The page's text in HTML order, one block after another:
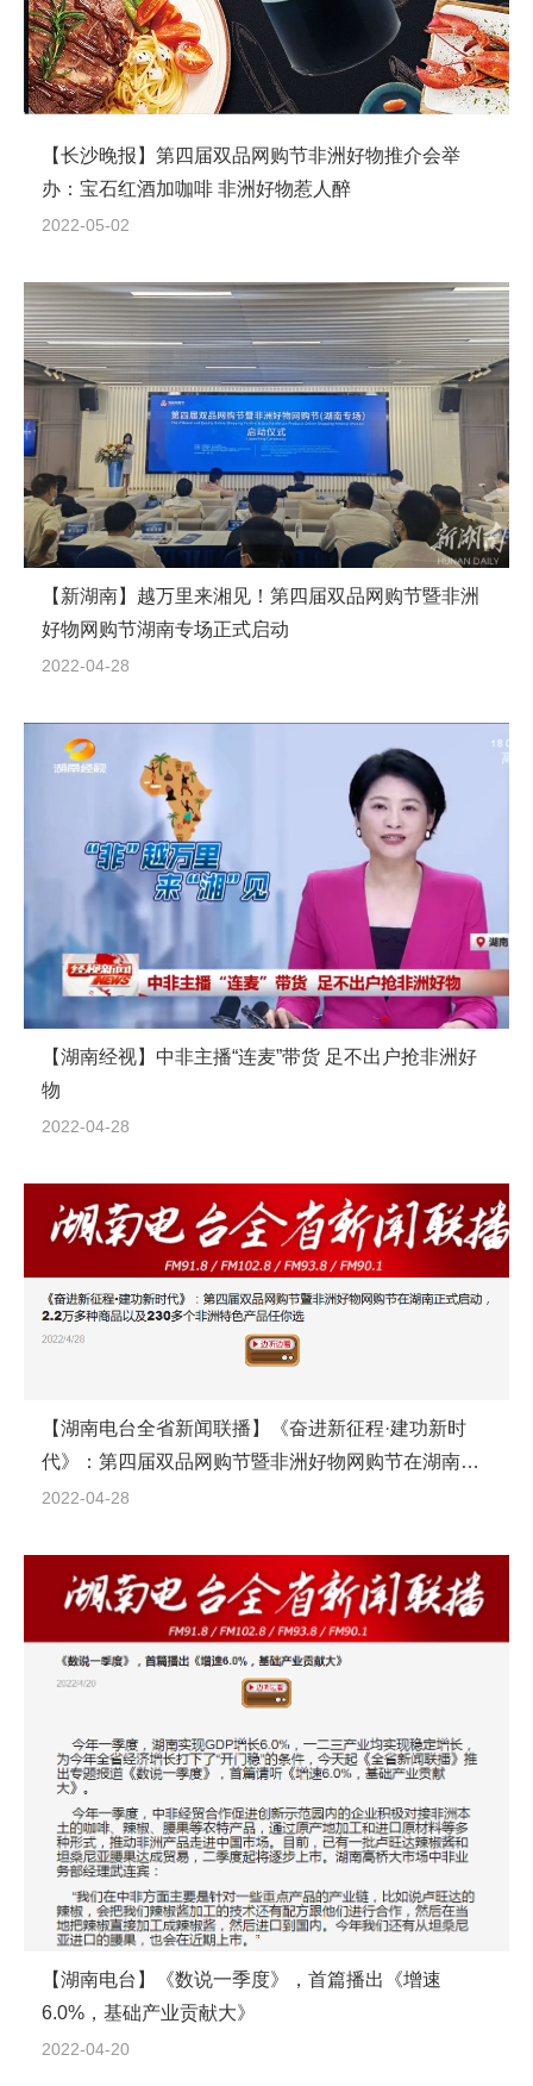
【长沙晚报】第四届双品网购节非洲好物推介会举
办：宝石红酒加咖啡 非洲好物惹人醉
2022-05-02
【新湖南】越万里来湘见！第四届双品网购节暨非洲
好物网购节湖南专场正式启动
2022-04-28
【湖南经视】中非主播“连麦”带货 足不出户抢非洲好
物
2022-04-28
【湖南电台全省新闻联播】《奋进新征程·建功新时
代》：第四届双品网购节暨非洲好物网购节在湖南正
式启动，2.2万多种商品以及230多个非洲特色产品任
2022-04-28
【湖南电台】《数说一季度》，首篇播出《增速
6.0%，基础产业贡献大》
2022-04-20